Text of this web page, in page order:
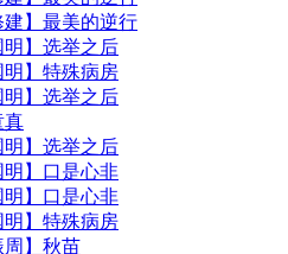
建】最美的逆行
明】选举之后
明】特殊病房
明】选举之后
真
明】选举之后
明】口是心非
明】口是心非
明】特殊病房
周】秋苗